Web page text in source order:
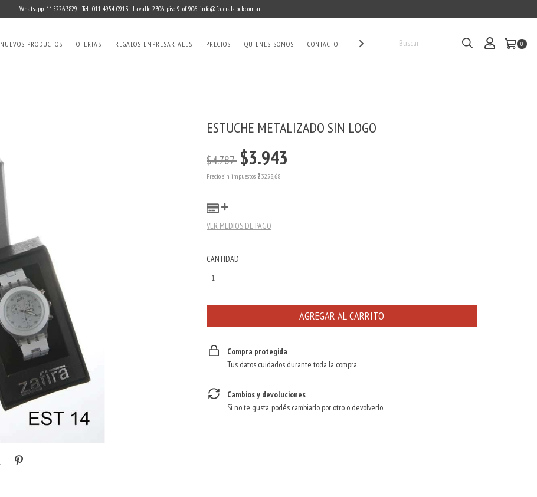
Whatsapp: 11.5226.3829 - Tel.: 011-4954-0913 - Lavalle 2306, piso 9, of 906.-info@federalstock.com.ar
NUEVOS PRODUCTOS OFERTAS REGALOS EMPRESARIALES PRECIOS QUIÉNES SOMOS CONTACTO 0
ESTUCHE METALIZADO SIN LOGO
$4.787 $3.943
Precio sin impuestos $3.258,68
VER MEDIOS DE PAGO
CANTIDAD
Compra protegida
Tus datos cuidados durante toda la compra.
Cambios y devoluciones
Si no te gusta, podés cambiarlo por otro o devolverlo.